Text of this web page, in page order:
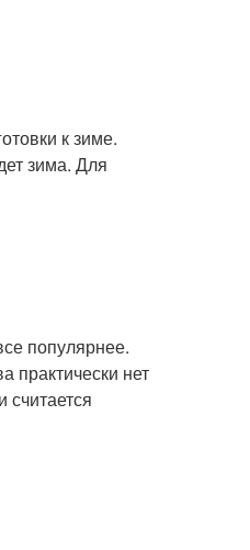
к зиме.
зима. Для
популярнее.
практически нет
считается